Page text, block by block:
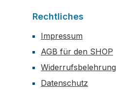
Rechtliches
Impressum
AGB für den SHOP
Widerrufsbelehrung
Datenschutz